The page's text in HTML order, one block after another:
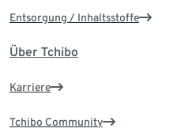
Entsorgung / Inhaltsstoffe
Über Tchibo
Karriere
Tchibo Community